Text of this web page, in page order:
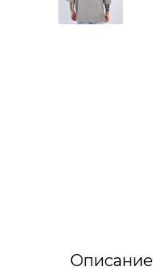
Описание